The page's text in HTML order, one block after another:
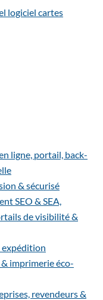
ligne, portail, back-
& sécurisé
SEO & SEA,
de visibilité &
expédition
imprimerie éco-
revendeurs &